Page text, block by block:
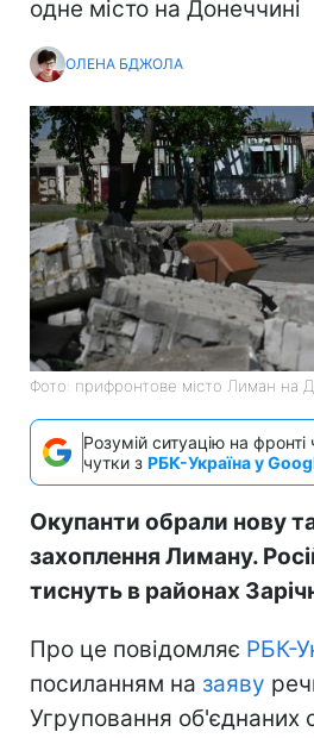
одне місто на Донеччині
ОЛЕНА БДЖОЛА
Фото: прифронтове місто Лиман на
Розумій ситуацію на
чутки з РБК-Україна у
Окупанти обрали нову
захоплення Лиману.
тиснуть в районах
Про це повідомляє РБК-
посиланням на заяву
Угруповання об'єднаних